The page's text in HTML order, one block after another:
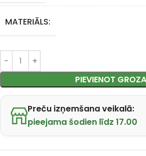
MATERIĀLS:
PIEVIENOT
Preču izņemšana veikalā:
pieejama šodien līdz 17.00